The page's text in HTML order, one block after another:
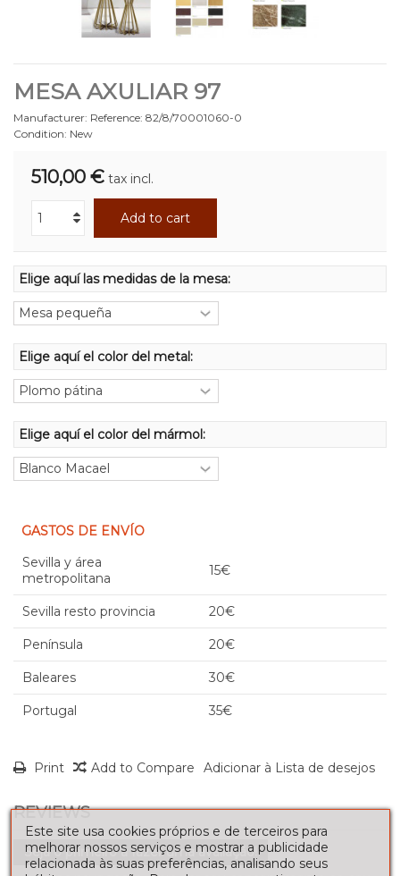
MESA AXULIAR 97
Manufacturer: Reference: 82/8/70001060-0
Condition: New
510,00 € tax incl.
Add to cart
Elige aquí las medidas de la mesa:
Elige aquí el color del metal:
Elige aquí el color del mármol:
GASTOS DE ENVÍO
Sevilla y área
metropolitana
15€
Sevilla resto provincia 20€
Península 20€
Baleares 30€
Portugal 35€
Print Add to Compare Adicionar à Lista de desejos
REVIEWS
Seja o primeiro a fazer uma avaliação!
Este site usa cookies próprios e de terceiros para
melhorar nossos serviços e mostrar a publicidade
relacionada às suas preferências, analisando seus